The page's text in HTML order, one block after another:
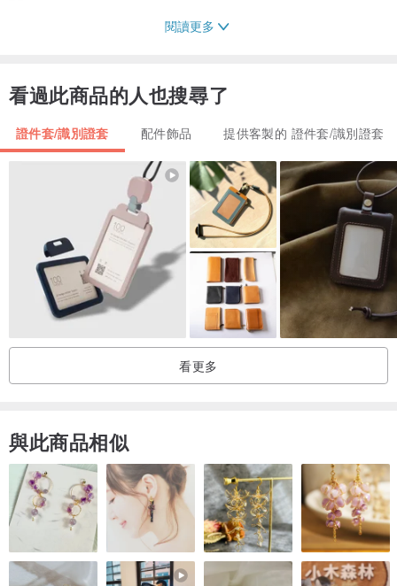
/原皮/
/綠青/
S.R.say提醒您：
1.所有作品皆使用真皮皮革/手工縫製/台灣製造。
2.真皮皮革就好比人的皮膚，難免會有一些牛隻受傷的巴痕或自然紋
路，因此每張皮革都是獨一無二的！
3.顏色大多為手工染色，而未染色的皮革接近米色;兩者皆會因使用頻
率及習慣而加深色澤及痕跡，就像是每一位使用者的生活記錄與創
5.淺層髒污可用乾淨棉布輕擦拭，深層油漬就不易去除;需等時間來讓
他變得不明顯，所以請小心使用！並且抱持輕鬆的態度去面對～
閱讀更多
看過此商品的人也搜尋了
證件套/識別證套 配件飾品 提供客製的 證件套/識別證套
看更多
與此商品相似